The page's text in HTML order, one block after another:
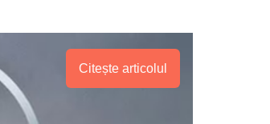
Citește articolul